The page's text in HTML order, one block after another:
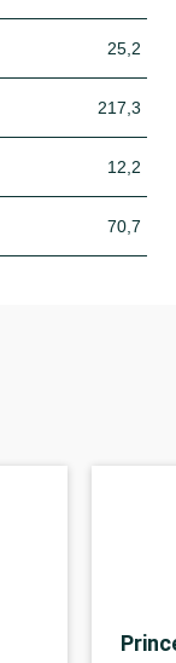
25,2
217,3
12,2
70,7